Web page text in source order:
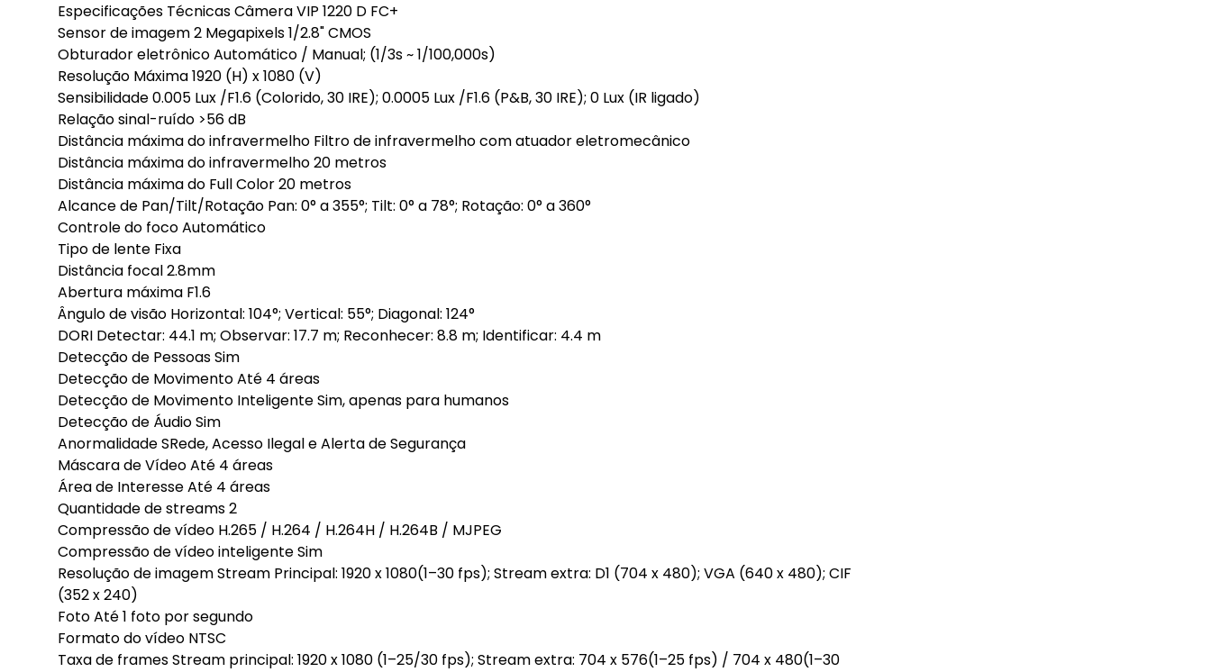
Especificações Técnicas Câmera VIP 1220 D FC+
Sensor de imagem 2 Megapixels 1/2.8" CMOS
Obturador eletrônico Automático / Manual; (1/3s ~ 1/100,000s)
Resolução Máxima 1920 (H) x 1080 (V)
Sensibilidade 0.005 Lux /F1.6 (Colorido, 30 IRE); 0.0005 Lux /F1.6 (P&B, 30 IRE); 0 Lux (IR ligado)
Relação sinal-ruído >56 dB
Distância máxima do infravermelho Filtro de infravermelho com atuador eletromecânico
Distância máxima do infravermelho 20 metros
Distância máxima do Full Color 20 metros
Alcance de Pan/Tilt/Rotação Pan: 0° a 355°; Tilt: 0° a 78°; Rotação: 0° a 360°
Controle do foco Automático
Tipo de lente Fixa
Distância focal 2.8mm
Abertura máxima F1.6
Ângulo de visão Horizontal: 104°; Vertical: 55°; Diagonal: 124°
DORI Detectar: 44.1 m; Observar: 17.7 m; Reconhecer: 8.8 m; Identificar: 4.4 m
Detecção de Pessoas Sim
Detecção de Movimento Até 4 áreas
Detecção de Movimento Inteligente Sim, apenas para humanos
Detecção de Áudio Sim
Anormalidade SRede, Acesso Ilegal e Alerta de Segurança
Máscara de Vídeo Até 4 áreas
Área de Interesse Até 4 áreas
Quantidade de streams 2
Compressão de vídeo H.265 / H.264 / H.264H / H.264B / MJPEG
Compressão de vídeo inteligente Sim
Resolução de imagem Stream Principal: 1920 x 1080(1–30 fps); Stream extra: D1 (704 x 480); VGA (640 x 480); CIF
(352 x 240)
Foto Até 1 foto por segundo
Formato do vídeo NTSC
Taxa de frames Stream principal: 1920 x 1080 (1–25/30 fps); Stream extra: 704 x 576(1–25 fps) / 704 x 480(1–30